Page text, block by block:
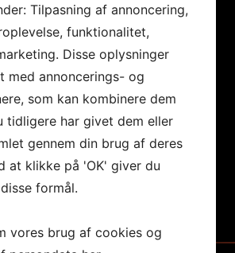
enhver, hvad
holdsport,
eller bare det
og nyde
Tilpasning af annoncering,
funktionalitet,
Disse oplysninger
med annoncerings- og
som kan kombinere dem
tidligere har givet dem eller
gennem din brug af deres
at klikke på 'OK' giver du
formål.
vores brug af cookies og